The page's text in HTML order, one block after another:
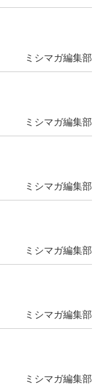
ミシマガ編集部
ミシマガ編集部
ミシマガ編集部
ミシマガ編集部
ミシマガ編集部
ミシマガ編集部